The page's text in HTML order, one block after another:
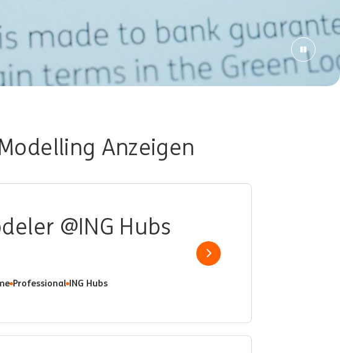
Anzeigen
@ING Hubs
Professional ING Hubs
Show job